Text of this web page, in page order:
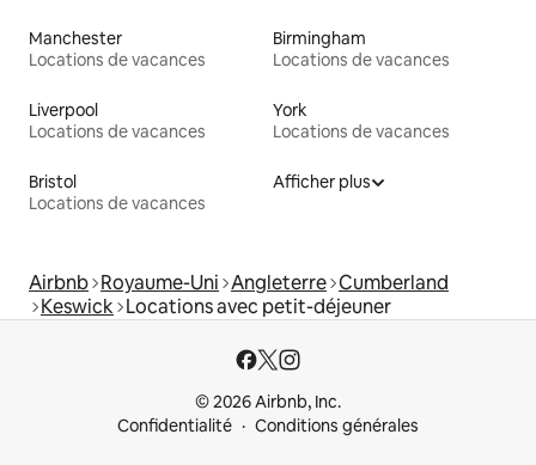
Manchester
Locations de vacances
Birmingham
Locations de vacances
Liverpool
Locations de vacances
York
Locations de vacances
Bristol
Locations de vacances
Afficher plus
Airbnb Royaume-Uni Angleterre Cumberland
Keswick Locations avec petit-déjeuner
© 2026 Airbnb, Inc.
Confidentialité
Conditions générales